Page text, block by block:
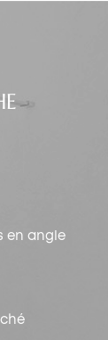
en angle